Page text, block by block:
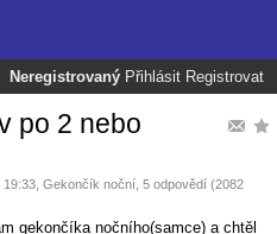
Neregistrovaný Přihlásit Registrovat
po 2 nebo
19:33 Gekončík noční , 5 odpovědí (2082
gekončíka nočního(samce) a chtěl